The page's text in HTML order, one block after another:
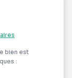
ce bien
Géorisques :
bien est
: